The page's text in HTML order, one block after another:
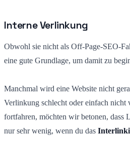
Interne Verlinkung
Obwohl sie nicht als Off-Page-SEO-
eine gute Grundlage, um damit zu
Manchmal wird eine Website nicht
Verlinkung schlecht oder einfach
fortfahren, möchten wir betonen, dass
nur sehr wenig, wenn du das